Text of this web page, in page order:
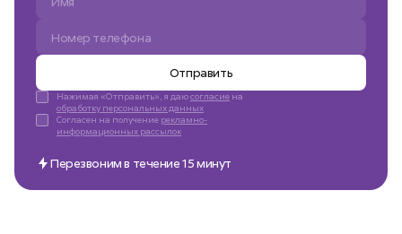
Отправить
Нажимая «Отправить», я даюсогласие на
обработку персональных данных
Согласен на получение рекламно-
информационных рассылок
Перезвоним в течение 15 минут